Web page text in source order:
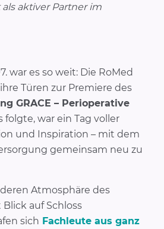
aktiver Partner im
war es so weit: Die RoMed
Türen zur Premiere des
GRACE – Perioperative
folgte, war ein Tag voller
und Inspiration – mit dem
gemeinsam neu zu
Atmosphäre des
auf Schloss
sich Fachleute aus ganz